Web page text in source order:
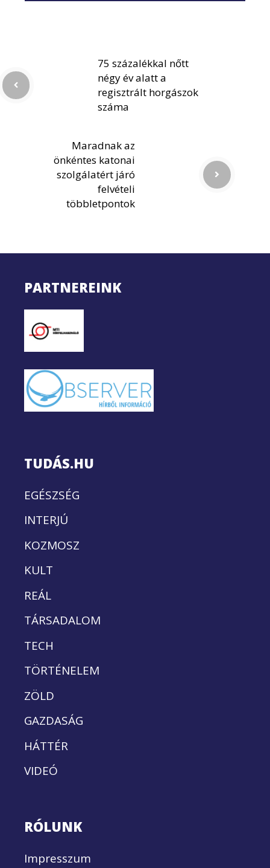
75 százalékkal nőtt
négy év alatt a
regisztrált horgászok
száma
Maradnak az
önkéntes katonai
szolgálatért járó
felvételi
többletpontok
PARTNEREINK
TUDÁS.HU
EGÉSZSÉG
INTERJÚ
KOZMOSZ
KULT
REÁL
TÁRSADALOM
TECH
TÖRTÉNELEM
ZÖLD
GAZDASÁG
HÁTTÉR
VIDEÓ
RÓLUNK
Impresszum